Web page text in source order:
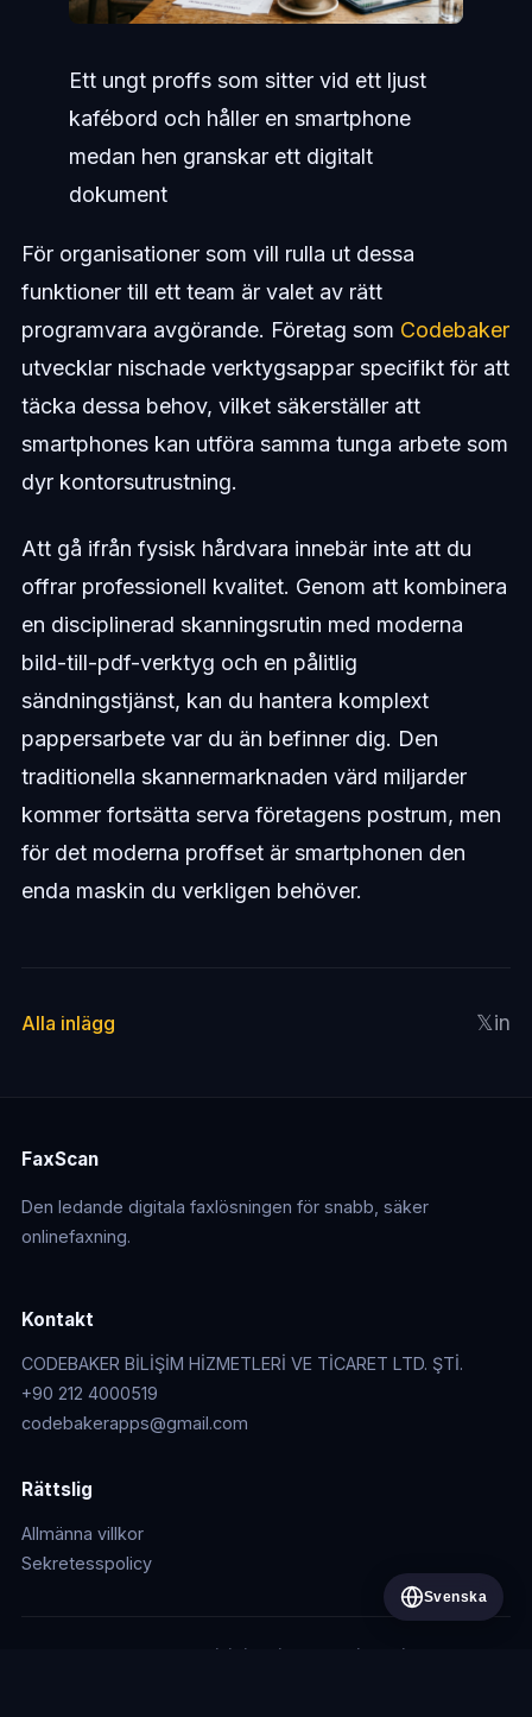
Ett ungt proffs som sitter vid ett ljust
kafébord och håller en smartphone
medan hen granskar ett digitalt
dokument
För organisationer som vill rulla ut dessa
funktioner till ett team är valet av rätt
programvara avgörande. Företag som Codebaker
utvecklar nischade verktygsappar specifikt för att
täcka dessa behov, vilket säkerställer att
smartphones kan utföra samma tunga arbete som
dyr kontorsutrustning.
Att gå ifrån fysisk hårdvara innebär inte att du
offrar professionell kvalitet. Genom att kombinera
en disciplinerad skanningsrutin med moderna
bild-till-pdf-verktyg och en pålitlig
sändningstjänst, kan du hantera komplext
pappersarbete var du än befinner dig. Den
traditionella skannermarknaden värd miljarder
kommer fortsätta serva företagens postrum, men
för det moderna proffset är smartphonen den
enda maskin du verkligen behöver.
Alla inlägg 𝕏in
FaxScan
Den ledande digitala faxlösningen för snabb, säker
onlinefaxning.
Kontakt
CODEBAKER BİLİŞİM HİZMETLERİ VE TİCARET LTD. ŞTİ.
+90 212 4000519
codebakerapps@gmail.com
Rättslig
Allmänna villkor
Sekretesspolicy
Svenska